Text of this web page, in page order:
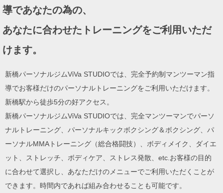
ョ
導であなたの為の、
あなたに合わせたトレーニングをご利用いただ
けます。
新橋パーソナルジムViVa STUDIOでは、完全予約制マンツーマン指
導でお客様だけのパーソナルトレーニングをご利用いただけます。
新橋駅から徒歩5分の好アクセス。
新橋パーソナルジムViVa STUDIOでは、完全マンツーマンでパーソ
ナルトレーニング、パーソナルキックボクシング＆ボクシング、パ
ーソナルMMAトレーニング（総合格闘技）、ボディメイク、ダイエ
ット、ストレッチ、ボディケア、ストレス発散、etc.お客様の目的
に合わせて選択し、あなただけのメニューでご利用いただくことが
できます。時間内であれば組み合わせることも可能です。